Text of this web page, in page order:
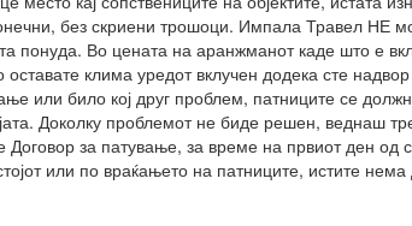
без скриени трошоци. Импала Травел НЕ
понуда. Во цената на аранжманот каде што е
оставате клима уредот вклучен додека сте
или било кој друг проблем, патниците се
Доколку проблемот не биде решен, веднаш
Договор за патување, за време на првиот ден
или по враќањето на патниците, истите